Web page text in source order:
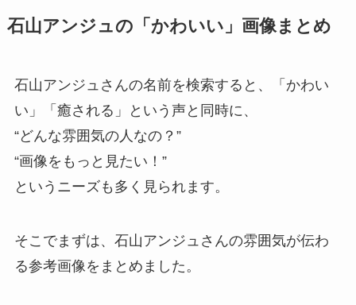
石山アンジュの「かわいい」画像まとめ
石山アンジュさんの名前を検索すると、「かわい
い」「癒される」という声と同時に、
“どんな雰囲気の人なの？”
“画像をもっと見たい！”
というニーズも多く見られます。
そこでまずは、石山アンジュさんの雰囲気が伝わ
る参考画像をまとめました。